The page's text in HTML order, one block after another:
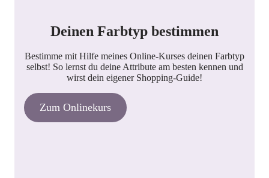
Deinen Farbtyp bestimmen
Bestimme mit Hilfe meines Online-Kurses deinen Farbtyp
selbst! So lernst du deine Attribute am besten kennen und
wirst dein eigener Shopping-Guide!
Zum Onlinekurs